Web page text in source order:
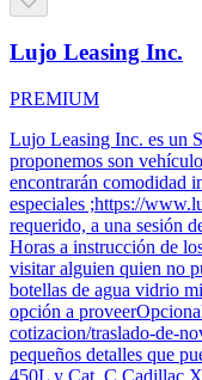
Lujo Leasing Inc.
PREMIUM
Lujo Leasing Inc. es un
proponemos son
encontrarán comodidad
especiales ;https://
requerido, a una sesión
Horas a instrucción de
visitar alguien quien no
botellas de agua vidrio
opción a
cotizacion/traslado-de-
pequeños detalles que
450L y Cat. C Cadillac